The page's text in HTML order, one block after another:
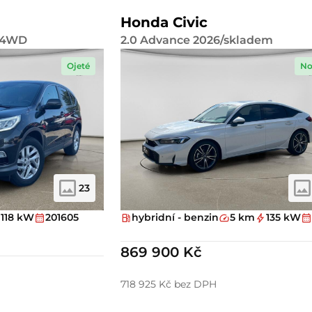
23
Ojeté
118 kW 201605
Honda Civic
2.0 Advance 2026/skladem
hybridní - benzin 5 km 135 kW
869 900 Kč
718 925 Kč bez DPH